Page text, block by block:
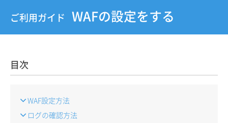
ご利用ガイド WAFの設定をする
目次
WAF設定方法
ログの確認方法